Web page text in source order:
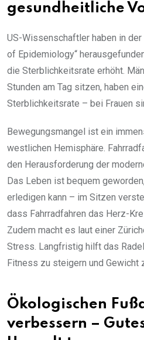
gesundheitliche
US-Wissenschaftler haben in der
of Epidemiology“
die Sterblichkeitsrate erhöht.
Stunden am Tag sitzen, haben
Sterblichkeitsrate – bei Frauen
Bewegungsmangel ist ein
westlichen Hemisphäre.
den Herausforderung der
Das Leben ist bequem
erledigen kann – im Sitzen
dass Fahrradfahren das Herz-
Zudem macht es laut einer
Stress. Langfristig hilft das
Fitness zu steigern und Gewicht
Ökologischen
verbessern –